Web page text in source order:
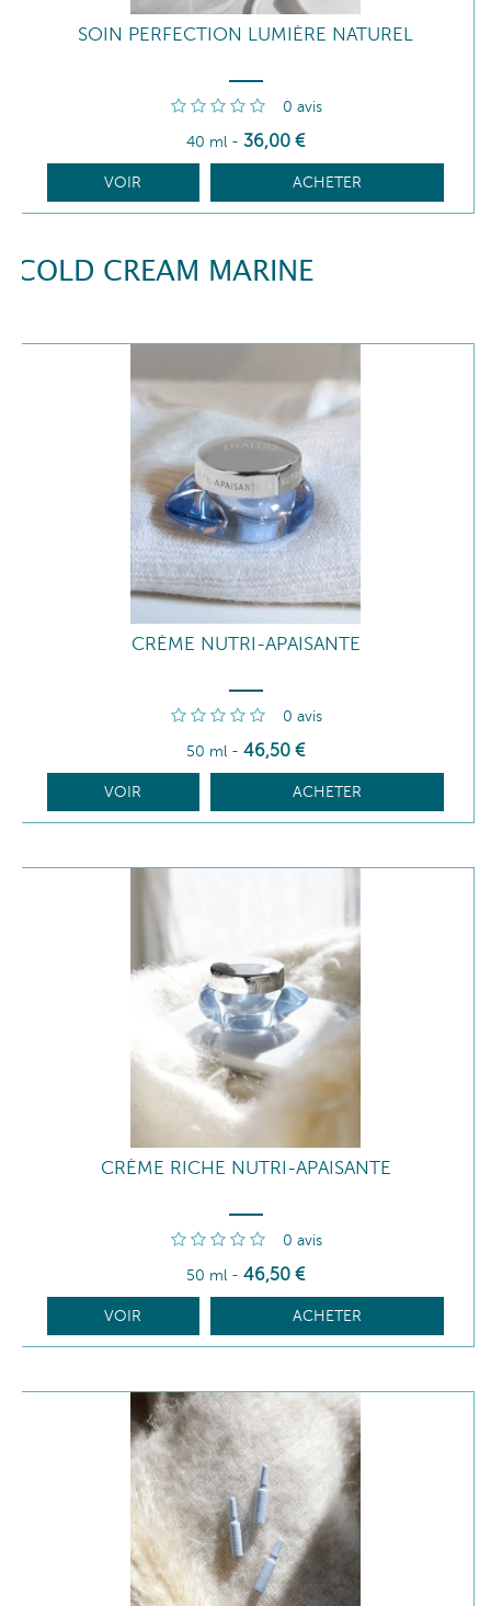
SOIN PERFECTION LUMIÈRE NATUREL
0 avis
40 ml - 36,00 €
VOIR ACHETER
COLD CREAM MARINE
CRÈME NUTRI-APAISANTE
0 avis
50 ml - 46,50 €
VOIR ACHETER
CRÈME RICHE NUTRI-APAISANTE
0 avis
50 ml - 46,50 €
VOIR ACHETER